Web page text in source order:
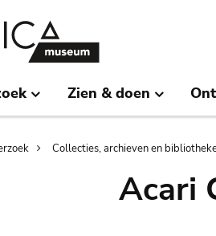
Zien & doen
Collecties, archieven en
Acari